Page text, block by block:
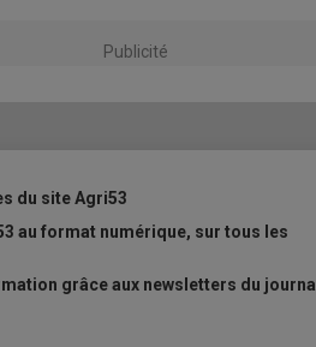
Publicité
du site Agri53
au format numérique, sur tous les
grâce aux newsletters du journal